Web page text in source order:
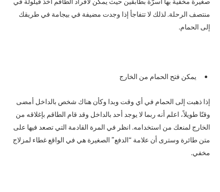
منتصف الرحلة. لذلك لا تتفاجأ إذا وجدت مضيفة في بيجامة في طريقك
إلى الحمام.
يمكن فتح الحمام من الخارج
إذا ذهبت إلى الحمام في أي وقت وبدا وكأن هناك شخص بالداخل أمضى
وقتًا طويلاً، اعلم أنه ربما لا يوجد أحد بالداخل وقد قام الطاقم بإغلاقه من
الخارج لمنعك من استخدامه. انظر في المرة القادمة التي تصعد فيها على
متن طائرة وسترى أن علامة “الدفع” الصغيرة هي في الواقع غطاء لمزلاج
مخفي.